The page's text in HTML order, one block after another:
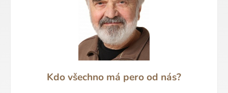
Kdo všechno má pero od nás?